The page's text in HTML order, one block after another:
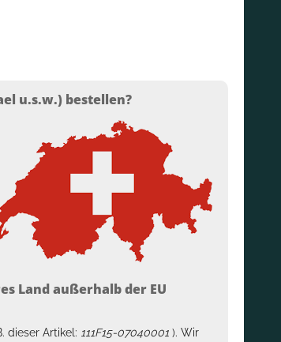
u.s.w.) bestellen?
Land außerhalb der EU
dieser Artikel: 111F15-07040001 ). Wir